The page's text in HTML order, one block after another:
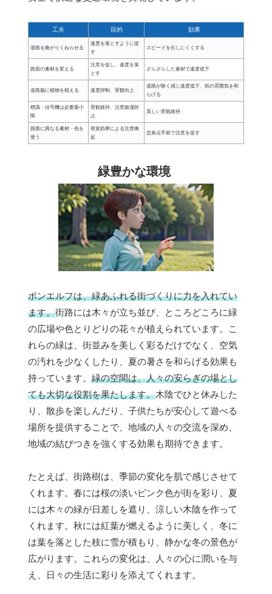
工夫 目的 効果
道路を曲がりくねらせる
速度を落とすように促
す
スピードを出しにくくする
路面の素材を変える
注意を促し、速度を落
とす
ざらざらした素材で速度低下
道路脇に植物を植える 速度抑制、景観向上
道路が狭く感じ速度低下、街の雰囲気を和
らげる
標識・信号機は必要最小
限
景観維持、注意散漫防
止
美しい景観維持
路面に異なる素材・色を
使う
視覚効果による注意喚
起
交差点手前で注意を促す
緑豊かな環境
ボンエルフは、緑あふれる街づくりに力を入れてい
ます。街路には木々が立ち並び、ところどころに緑
の広場や色とりどりの花々が植えられています。こ
れらの緑は、街並みを美しく彩るだけでなく、空気
の汚れを少なくしたり、夏の暑さを和らげる効果も
持っています。 緑の空間は、人々の安らぎの場とし
ても大切な役割を果たします。木陰でひと休みした
り、散歩を楽しんだり、子供たちが安心して遊べる
場所を提供することで、地域の人々の交流を深め、
地域の結びつきを強くする効果も期待できます。
たとえば、街路樹は、季節の変化を肌で感じさせて
くれます。春には桜の淡いピンク色が街を彩り、夏
には木々の緑が日差しを遮り、涼しい木陰を作って
くれます。秋には紅葉が燃えるように美しく、冬に
は葉を落とした枝に雪が積もり、静かな冬の景色が
広がります。これらの変化は、人々の心に潤いを与
え、日々の生活に彩りを添えてくれます。